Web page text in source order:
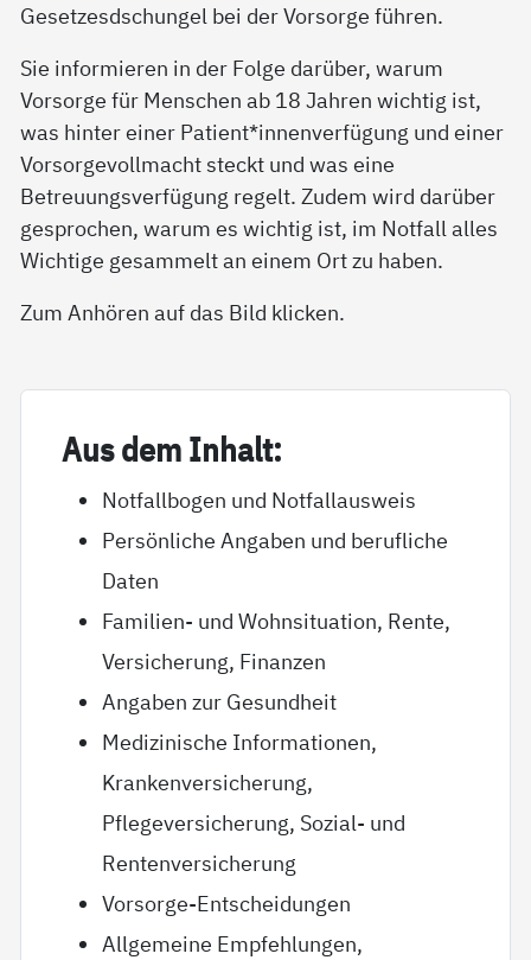
Gesetzesdschungel bei der Vorsorge führen.
Sie informieren in der Folge darüber, warum
Vorsorge für Menschen ab 18 Jahren wichtig ist,
was hinter einer Patient*innenverfügung und einer
Vorsorgevollmacht steckt und was eine
Betreuungsverfügung regelt. Zudem wird darüber
gesprochen, warum es wichtig ist, im Notfall alles
Wichtige gesammelt an einem Ort zu haben.
Zum Anhören auf das Bild klicken.
Aus dem In­halt:
Notfallbogen und Notfallausweis
Persönliche Angaben und berufliche
Daten
Familien- und Wohnsituation, Rente,
Versicherung, Finanzen
Angaben zur Gesundheit
Medizinische Informationen,
Krankenversicherung,
Pflegeversicherung, Sozial- und
Rentenversicherung
Vorsorge-Entscheidungen
Allgemeine Empfehlungen,